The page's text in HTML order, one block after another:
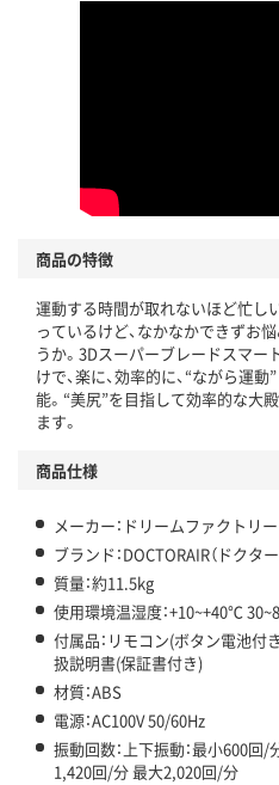
商品の特徴
運動する時間が取れないほど忙し
っているけど、なかなかできずお
うか。3Dスーパーブレードスマー
けで、楽に、効率的に、“ながら運
能。“美尻”を目指して効率的な大
ます。
商品仕様
メーカー：ドリームファクトリー
ブランド：DOCTORAIR（ドクター
質量：約11.5kg
使用環境温湿度：+10~+40℃
付属品：リモコン(ボタン電池付
扱説明書(保証書付き)
材質：ABS
電源：AC100V 50/60Hz
振動回数：上下振動：最小600回/
1,420回/分 最大2,020回/分